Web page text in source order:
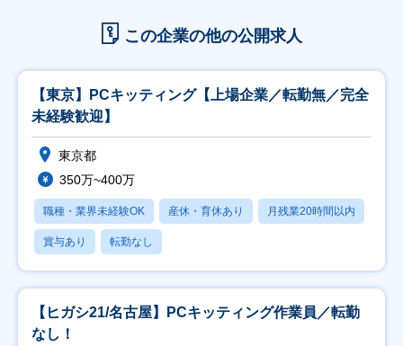
この企業の他の公開求人
【東京】PCキッティング【上場企業／転勤無／完全
未経験歓迎】
東京都
350万~400万
職種・業界未経験OK 産休・育休あり 月残業20時間以内
賞与あり 転勤なし
【ヒガシ21/名古屋】PCキッティング作業員／転勤
なし！